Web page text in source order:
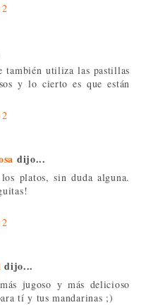
también utiliza las pastillas
y lo cierto es que están
dijo...
platos, sin duda alguna.
dijo...
jugoso y más delicioso
tí y tus mandarinas ;)